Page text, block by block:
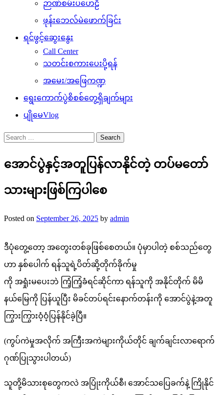
ဉာဏ်စမ်းပဟေဠိ
ဖုန်းဘေလ်မဲဖောက်ခြင်း
ရင်ဖွင့်ဆွေးနွေး
Call Center
သတင်းစကားပေးပို့ရန်
အမေး/အဖြေကဏ္ဍ
ရွေးကောက်ပွဲစိစစ်တွေ့ရှိချက်များ
ပျိုမေVlog
Search
for:
အောင်ပွဲနှင့်အတူပြန်လာနိုင်တဲ့ တပ်မတော်
သားများဖြစ်ကြပါစေ
Posted on September 26, 2025 by admin
ဒီပုံတွေ့တော့ အတွေးတစ်ခုဖြစ်စေတယ်။ ပုံမှာပါတဲ့ စစ်သည်တွေ
ဟာ နှစ်ပေါက် ရန်သူရဲ့ပိတ်ဆို့တိုက်ခိုက်မှု
ကို အရှုံးမပေးဘဲ ကြံ့ကြံ့ခံရင်ဆိုင်ကာ ရန်သူကို အနိုင်တိုက် မိမိ
နယ်မြေကို ပြန်ယူပြီး မိခင်တပ်ရင်းနောက်တန်းကို အောင်ပွဲနဲ့အတူ
ကြွားကြွားဝံ့ဝံ့ပြန်နိုင်ခဲ့ပြီ။
(ကွပ်ကဲမှုအလိုက် အကြီးအကဲများကိုယ်တိုင် ချက်ချင်းလာရောက်
ဂုဏ်ပြုသွားပါတယ်)
သူတို့မိသားစုတွေကလဲ အပြုံးကိုယ်စီ၊ အောင်သပြေခက်နဲ့ ကြိုနိုင်